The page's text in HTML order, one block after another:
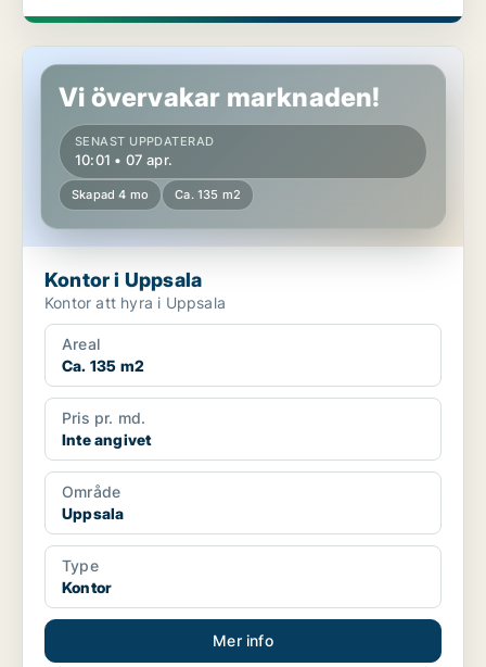
Kontor i Uppsala
Vi övervakar marknaden!
SENAST UPPDATERAD
10:01 • 07 apr.
Skapad 4 mo Ca. 135 m2
Kontor i Uppsala
Kontor att hyra i Uppsala
Areal
Ca. 135 m2
Pris pr. md.
Inte angivet
Område
Uppsala
Type
Kontor
Mer info